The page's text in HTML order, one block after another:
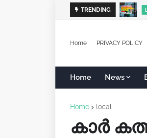
TRENDING
Home PRIVACY POLICY
Home News
Home local
കാർ